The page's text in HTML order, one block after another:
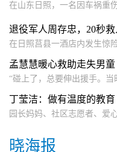
在山东日照，一名因车祸重
退役军人周存忠，20秒救
在日照莒县一酒店内发生惊
孟慧慧暖心救助走失男童
“碰上了，总要伸出援手。
丁莹洁：做有温度的教育
园长妈妈、社区志愿者、
晓海报